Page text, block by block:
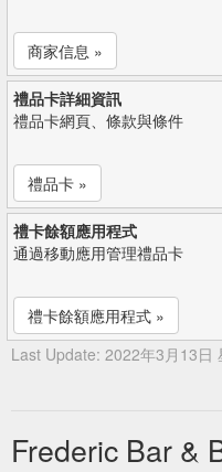
商家信息 »
禮品卡詳細資訊
禮品卡網頁、條款與條件
禮品卡 »
禮卡餘額應用程式
通過移動應用管理禮品卡
禮卡餘額應用程式 »
Last Update: 2022年3月13日
Frederic Bar &